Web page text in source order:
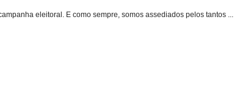
eleitoral. E como sempre, somos assediados pelos tantos ...